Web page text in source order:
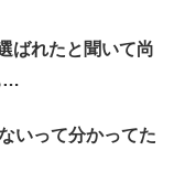
ばれたと聞いて尚
…
いって分かってた